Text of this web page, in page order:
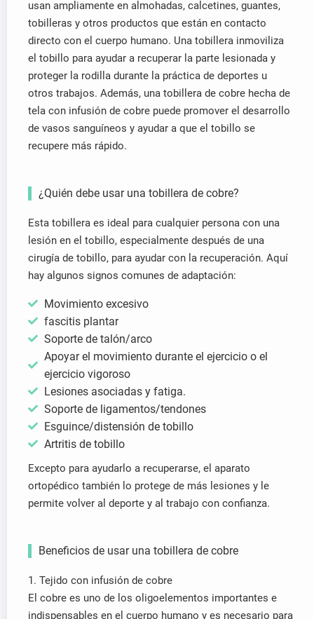
usan ampliamente en almohadas, calcetines, guantes,
tobilleras y otros productos que están en contacto
directo con el cuerpo humano. Una tobillera inmoviliza
el tobillo para ayudar a recuperar la parte lesionada y
proteger la rodilla durante la práctica de deportes u
otros trabajos. Además, una tobillera de cobre hecha de
tela con infusión de cobre puede promover el desarrollo
de vasos sanguíneos y ayudar a que el tobillo se
recupere más rápido.
¿Quién debe usar una tobillera de cobre?
Esta tobillera es ideal para cualquier persona con una
lesión en el tobillo, especialmente después de una
cirugía de tobillo, para ayudar con la recuperación. Aquí
hay algunos signos comunes de adaptación:
Movimiento excesivo
fascitis plantar
Soporte de talón/arco
Apoyar el movimiento durante el ejercicio o el
ejercicio vigoroso
Lesiones asociadas y fatiga.
Soporte de ligamentos/tendones
Esguince/distensión de tobillo
Artritis de tobillo
Excepto para ayudarlo a recuperarse, el aparato
ortopédico también lo protege de más lesiones y le
permite volver al deporte y al trabajo con confianza.
Beneficios de usar una tobillera de cobre
1. Tejido con infusión de cobre
El cobre es uno de los oligoelementos importantes e
indispensables en el cuerpo humano y es necesario para